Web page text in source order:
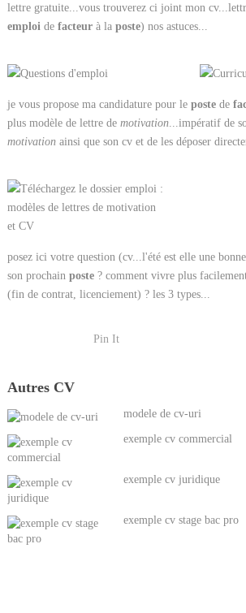
lettre gratuite...vous trouverez ci joint mon
emploi de facteurà la poste) nos astuces...
je vous propose ma candidature pour le postede
plus modèle de lettre de motivation...impératif de
motivationainsi que son cv et de les déposer
posez ici votre question (cv...l'été est elle une
son prochain poste? comment vivre plus
(fin de contrat, licenciement) ? les 3 types...
Pin It
Autres CV
modele de cv-uri
exemple cv commercial
exemple cv juridique
exemple cv stage bac pro